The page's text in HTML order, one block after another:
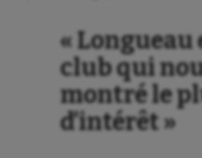
« Longueau
club qui
montré le
d’intérêt »